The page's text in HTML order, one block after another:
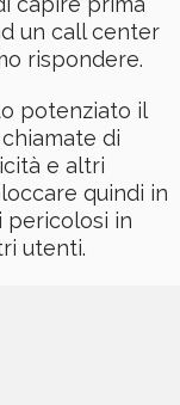
un call center
rispondere.
potenziato il
di
e altri
quindi in
pericolosi in
utenti.